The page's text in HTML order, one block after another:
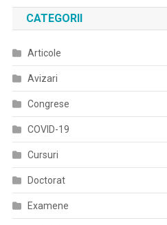
CATEGORII
Articole
Avizari
Congrese
COVID-19
Cursuri
Doctorat
Examene